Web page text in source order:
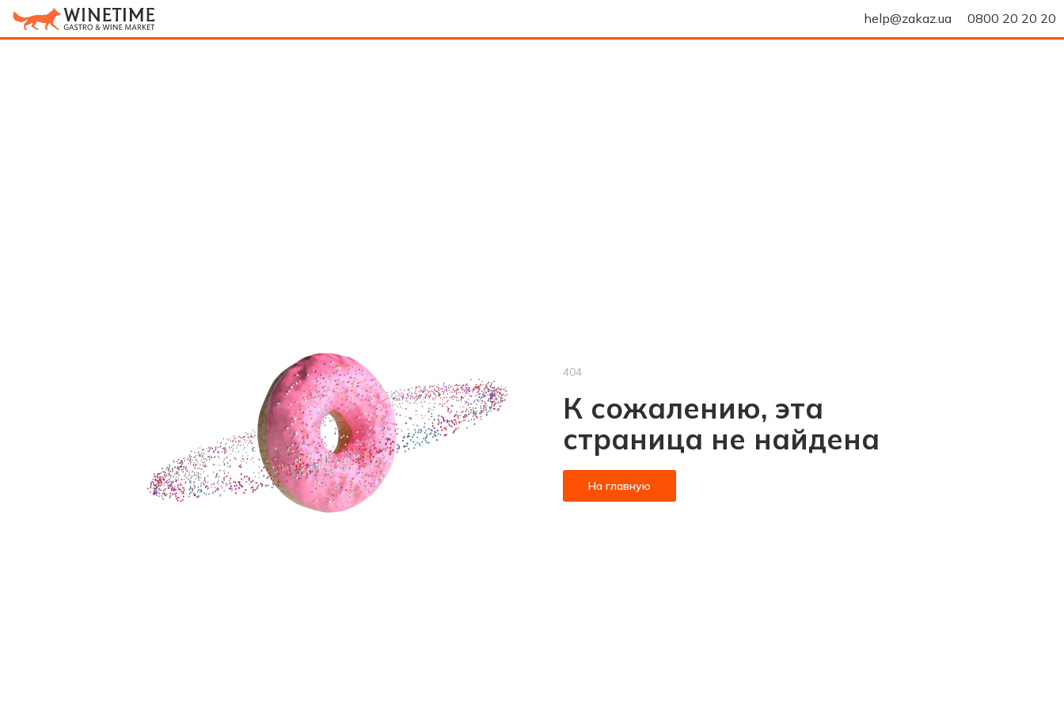
help@zakaz.ua 0800 20 20 20
404
К сожалению, эта
страница не найдена
На главную